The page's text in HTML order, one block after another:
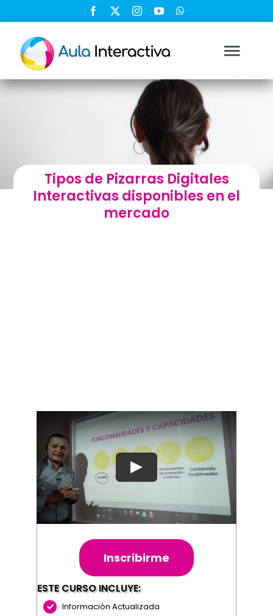
contenido
Ingresar
Registrarse
Nosotros
Soluciones
Tipos de Pizarras Digitales
Interactivas disponibles en el
mercado
Inscribirme
ESTE CURSO INCLUYE:
Información Actualizada